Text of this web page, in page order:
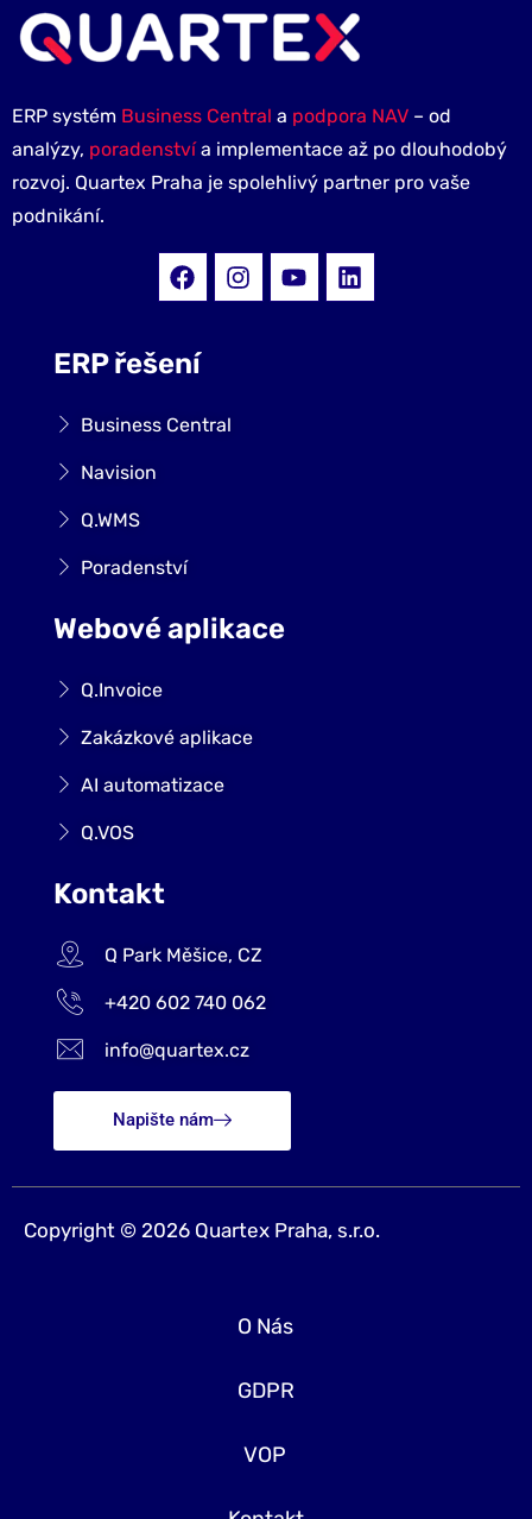
ERP systém Business Central a podpora NAV – od
analýzy, poradenstvía implementace až po dlouhodobý
rozvoj. Quartex Praha je spolehlivý partner pro vaše
podnikání.
ERP řešení
Business Central
Navision
Q.WMS
Poradenství
Webové aplikace
Q.Invoice
Zakázkové aplikace
AI automatizace
Q.VOS
Kontakt
Q Park Měšice, CZ
+420 602 740 062
info@quartex.cz
Napište nám
Copyright © 2026 Quartex Praha, s.r.o.
O Nás
GDPR
VOP